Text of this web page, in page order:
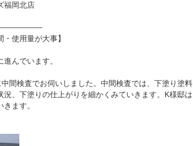
福岡北店
使用量が大事】
んでいます。
間検査でお伺いしました。中間検査では、下塗り塗料
、下塗りの仕上がりを細かくみていきます。K様邸は
ます。